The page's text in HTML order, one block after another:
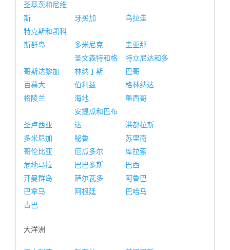
圣基茨和尼维
斯
牙买加
乌拉圭
特克斯和凯科
斯群岛
多米尼克 圭亚那
哥斯达黎加
圣文森特和格
林纳丁斯
特立尼达和多
巴哥
百慕大
伯利兹
格林纳达
格陵兰
海地 墨西哥
圣卢西亚
安提瓜和巴布
达
洪都拉斯
多米尼加
秘鲁
苏里南
哥伦比亚
厄瓜多尔
库拉索
危地马拉
巴巴多斯
巴西
开曼群岛
萨尔瓦多
阿鲁巴
巴拿马
阿根廷
巴哈马
古巴
大洋洲